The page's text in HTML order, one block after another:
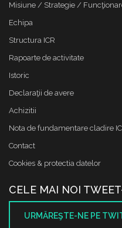
Misiune / Strategie /
Echipa
Structura ICR
Rapoarte de activitate
Istoric
Declaraţii de avere
Achizitii
Nota de fundamentare cladire
Contact
Cookies & protectia datelor
CELE MAI NOI
URMĂREŞTE-NE PE